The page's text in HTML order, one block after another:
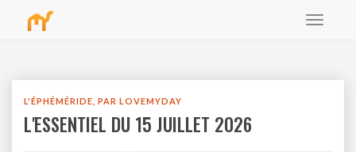
Toggle
L'ÉPHÉMÉRIDE, PAR LOVEMYDAY
L'ESSENTIEL DU 15 JUILLET 2026